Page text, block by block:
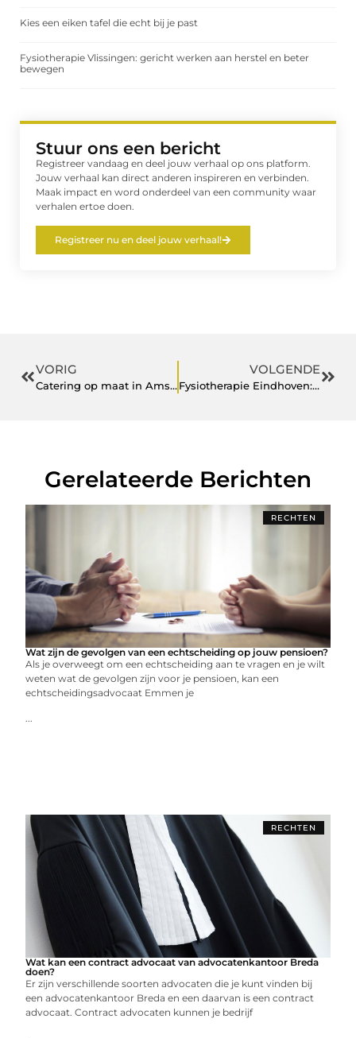
Kies een eiken tafel die echt bij je past
Fysiotherapie Vlissingen: gericht werken aan herstel en beter
bewegen
Stuur ons een bericht
Registreer vandaag en deel jouw verhaal op ons platform.
Jouw verhaal kan direct anderen inspireren en verbinden.
Maak impact en word onderdeel van een community waar
verhalen ertoe doen.
Registreer nu en deel jouw verhaal!
VORIG
Catering op maat in Amsterdam voor elk seizoen
VOLGENDE
Fysiotherapie Eindhoven: zorg op maat in een innovatieve stad
Gerelateerde Berichten
RECHTEN
Wat zijn de gevolgen van een echtscheiding op jouw pensioen?
Als je overweegt om een echtscheiding aan te vragen en je wilt
weten wat de gevolgen zijn voor je pensioen, kan een
echtscheidingsadvocaat Emmen je
...
RECHTEN
Wat kan een contract advocaat van advocatenkantoor Breda
doen?
Er zijn verschillende soorten advocaten die je kunt vinden bij
een advocatenkantoor Breda en een daarvan is een contract
advocaat. Contract advocaten kunnen je bedrijf